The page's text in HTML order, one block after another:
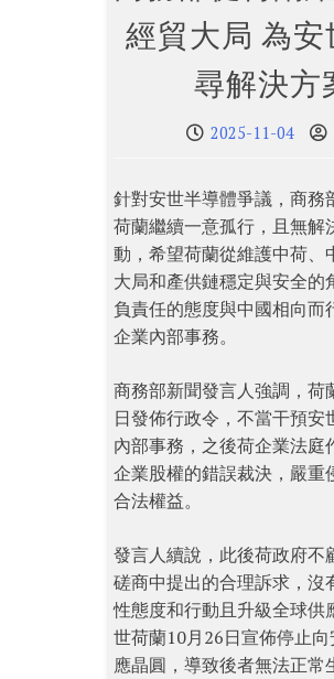
經貿大局 為安
尋解決方
2025-11-04
針對安世半導體爭議，商務
荷蘭繼續一意孤行，且無解
動，希望荷蘭從維護中荷、
大局和產供鏈穩定與安全的
負責任的態度與中國相向而
企業內部事務。
商務部新聞發言人強調，荷
日發佈行政令，不當干預安
內部事務，之後荷企業法庭
企業股權的錯誤裁決，嚴重
合法權益。
發言人續說，此後荷政府不
磋商中提出的合理訴求，沒
性態度和行動且升級全球供
世荷蘭10月26日宣佈停止
應晶圓，導致後者無法正常